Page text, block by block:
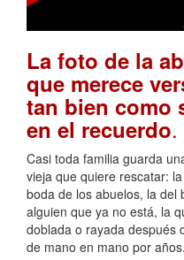
La foto de la
que merece
tan bien como
en el recuerdo.
Casi toda familia guarda
vieja que quiere rescatar:
boda de los abuelos, la del
alguien que ya no está, la
doblada o rayada después
de mano en mano por años.